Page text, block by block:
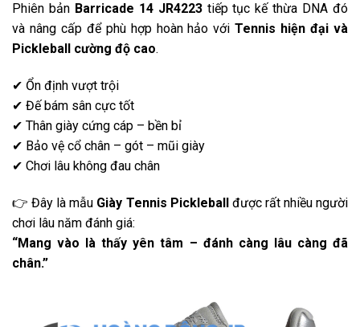
Phiên bản Barricade 14 JR4223tiếp tục kế thừa DNA đó
và nâng cấp để phù hợp hoàn hảo vớiTennis hiện đại và
Pickleball cường độ cao.
✔ Ổn định vượt trội
✔ Đế bám sân cực tốt
✔ Thân giày cứng cáp – bền bỉ
✔ Bảo vệ cổ chân – gót – mũi giày
✔ Chơi lâu không đau chân
👉 Đây là mẫu Giày Tennis Pickleballđược rất nhiều người
chơi lâu năm đánh giá:
“Mang vào là thấy yên tâm – đánh càng lâu càng đã
chân.”